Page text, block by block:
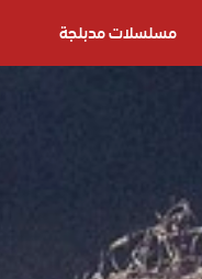
مسلسلات مدبلجة